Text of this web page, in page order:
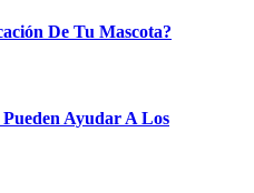
De Tu Mascota?
Ayudar A Los